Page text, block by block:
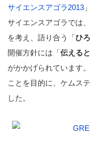
サイエンスアゴラ2013
サイエンスアゴラでは
を考え、語り合う「ひ
開催方針には「伝える
がかかげられています
ことを目的に、ケムス
した。